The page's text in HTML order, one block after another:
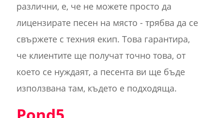
различни, е, че не можете просто да
лицензирате песен на място - трябва да се
свържете с техния екип. Това гарантира,
че клиентите ще получат точно това, от
което се нуждаят, а песента ви ще бъде
използвана там, където е подходяща.